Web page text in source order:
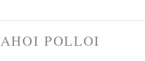
AHOI POLLOI